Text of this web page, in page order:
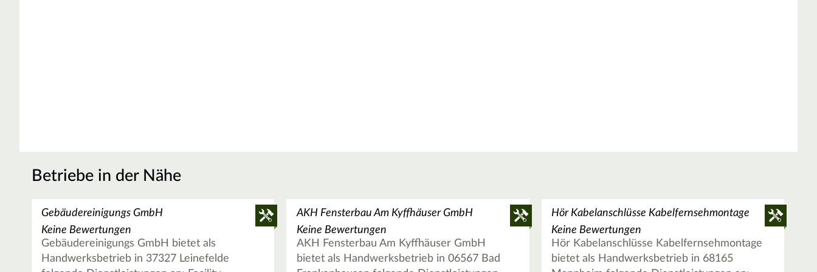
Betriebe in der Nähe
Gebäudereinigungs GmbH
Keine Bewertungen
Gebäudereinigungs GmbH bietet als
Handwerksbetrieb in 37327 Leinefelde
AKH Fensterbau Am Kyffhäuser GmbH
Keine Bewertungen
AKH Fensterbau Am Kyffhäuser GmbH
bietet als Handwerksbetrieb in 06567 Bad
Hör Kabelanschlüsse Kabelfernsehmontage
Keine Bewertungen
Hör Kabelanschlüsse Kabelfernsehmontage
bietet als Handwerksbetrieb in 68165